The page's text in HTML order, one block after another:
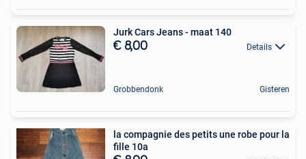
Jurk Cars Jeans - maat 140
€ 8,00 Details
Grobbendonk Gisteren
la compagnie des petits une robe pour la
fille 10a